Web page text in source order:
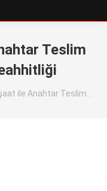
Teslim
ile Anahtar Teslim…